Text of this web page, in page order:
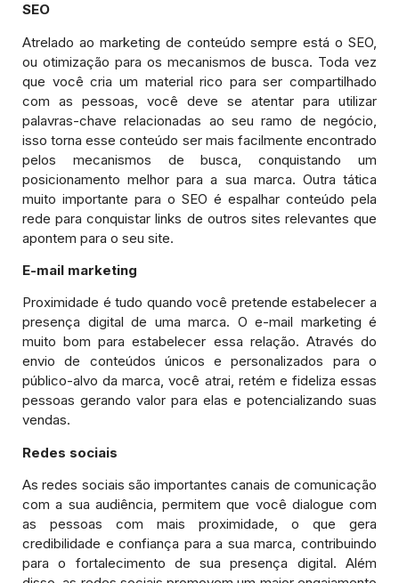
SEO
Atrelado ao marketing de conteúdo sempre está o SEO,
ou otimização para os mecanismos de busca. Toda vez
que você cria um material rico para ser compartilhado
com as pessoas, você deve se atentar para utilizar
palavras-chave relacionadas ao seu ramo de negócio,
isso torna esse conteúdo ser mais facilmente encontrado
pelos mecanismos de busca, conquistando um
posicionamento melhor para a sua marca. Outra tática
muito importante para o SEO é espalhar conteúdo pela
rede para conquistar links de outros sites relevantes que
apontem para o seu site.
E-mail marketing
Proximidade é tudo quando você pretende estabelecer a
presença digital de uma marca. O e-mail marketing é
muito bom para estabelecer essa relação. Através do
envio de conteúdos únicos e personalizados para o
público-alvo da marca, você atrai, retém e fideliza essas
pessoas gerando valor para elas e potencializando suas
vendas.
Redes sociais
As redes sociais são importantes canais de comunicação
com a sua audiência, permitem que você dialogue com
as pessoas com mais proximidade, o que gera
credibilidade e confiança para a sua marca, contribuindo
para o fortalecimento de sua presença digital. Além